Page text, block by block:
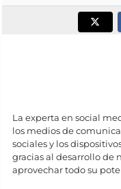
La experta en social
los medios de
sociales y los
gracias al desarrollo de
aprovechar todo su